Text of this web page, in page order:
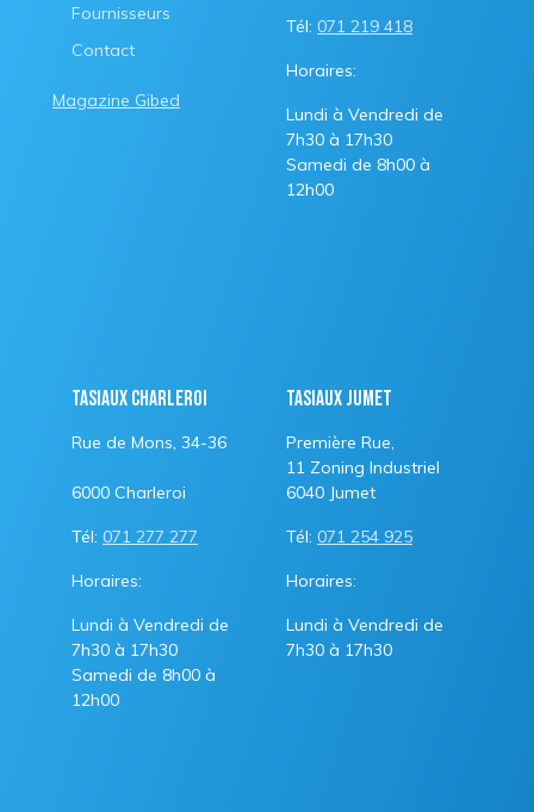
Fournisseurs
Contact
Magazine Gibed
Tél: 071 219 418
Horaires:
Lundi à Vendredi de
7h30 à 17h30
Samedi de 8h00 à
12h00
Tasiaux Charleroi
Rue de Mons, 34-36
6000 Charleroi
Tél: 071 277 277
Horaires:
Lundi à Vendredi de
7h30 à 17h30
Samedi de 8h00 à
12h00
Tasiaux Jumet
Première Rue,
11 Zoning Industriel
6040 Jumet
Tél: 071 254 925
Horaires:
Lundi à Vendredi de
7h30 à 17h30